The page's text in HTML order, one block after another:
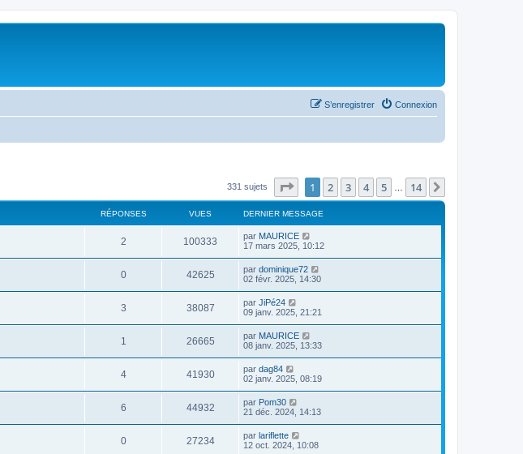
Connexion
S’enregistrer
331 sujets Page sur14
1 2 3 4 5 14
RÉPONSES VUES DERNIER MESSAGE
2 100333 par MAURICE
17 mars 2025, 10:12
0 42625 par dominique72
02 févr. 2025, 14:30
3 38087 par JiPé24
09 janv. 2025, 21:21
1 26665 par MAURICE
08 janv. 2025, 13:33
4 41930 par dag84
02 janv. 2025, 08:19
6 44932 par Pom30
21 déc. 2024, 14:13
0 27234 par lariflette
12 oct. 2024, 10:08